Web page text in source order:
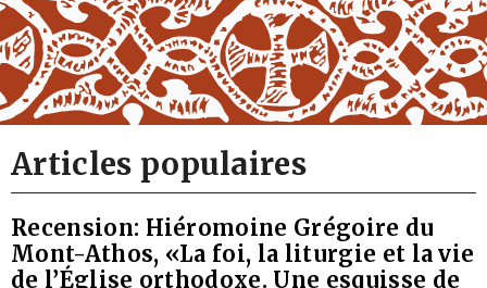
Articles populaires
Recension: Hiéromoine Grégoire du
Mont-Athos, «La foi, la liturgie et la vie
de l’Église orthodoxe. Une esquisse de